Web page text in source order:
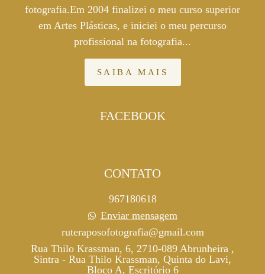
fotografia.Em 2004 finalizei o meu curso superior
em Artes Plásticas, e iniciei o meu percurso
profissional na fotografia...
SAIBA MAIS
FACEBOOK
CONTATO
967180618
Enviar mensagem
ruteraposofotografia@gmail.com
Rua Thilo Krassman, 6, 2710-089 Abrunheira ,
Sintra - Rua Thilo Krassman, Quinta do Lavi,
Bloco A, Escritório 6